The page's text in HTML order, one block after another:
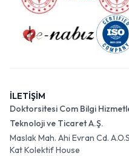
İLETİŞİM
Doktorsitesi Com Bilgi
Teknoloji ve Ticaret A.Ş.
Maslak Mah. Ahi Evran Cd.
Kat Kolektif House